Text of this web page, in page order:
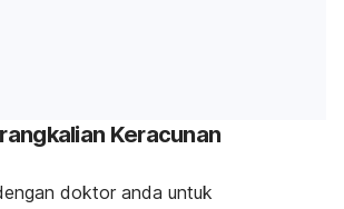
Keracunan
doktor anda untuk